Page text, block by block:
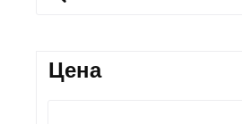
Цена